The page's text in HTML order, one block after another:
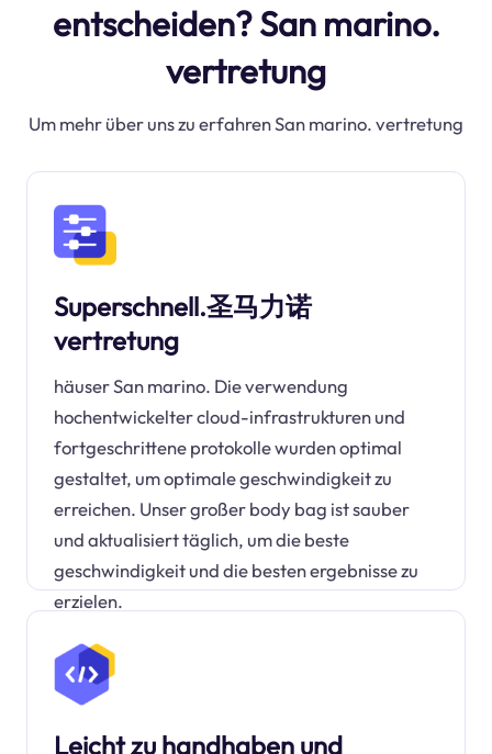
entscheiden? San marino.
vertretung
Um mehr über uns zu erfahren San marino. vertretung
Superschnell.圣马力诺
vertretung
häuser San marino. Die verwendung
hochentwickelter cloud-infrastrukturen und
fortgeschrittene protokolle wurden optimal
gestaltet, um optimale geschwindigkeit zu
erreichen. Unser großer body bag ist sauber
und aktualisiert täglich, um die beste
geschwindigkeit und die besten ergebnisse zu
erzielen.
Leicht zu handhaben und